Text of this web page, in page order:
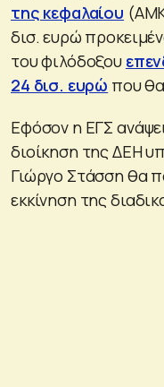
της κεφαλαίου
δισ. ευρώ
του φιλόδοξου
24 δισ. ευρώ που
Εφόσον η ΕΓΣ
διοίκηση της ΔΕΗ
Γιώργο Στάσση θα
εκκίνηση της